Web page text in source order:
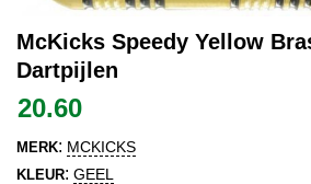
McKicks Speedy Yellow
Dartpijlen
20.60
MERK: MCKICKS
KLEUR: GEEL